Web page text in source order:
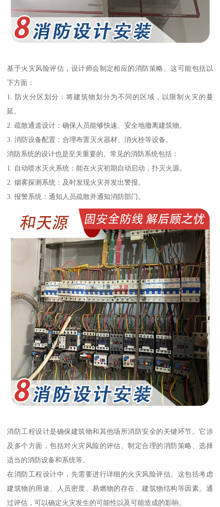
基于火灾风险评估，设计师会制定相应的消防策略。这可能包括以
下方面：
1. 防火分区划分：将建筑物划分为不同的区域，以限制火灾的蔓
延。
2. 疏散通道设计：确保人员能够快速、安全地撤离建筑物。
3. 消防设备配置：合理布置灭火器材、消火栓等设备。
消防系统的设计也是至关重要的。常见的消防系统包括：
1. 自动喷水灭火系统：能在火灾初期自动启动，扑灭火源。
2. 烟雾探测系统：及时发现火灾并发出警报。
3. 报警系统：通知人员疏散并通知消防部门。
消防工程设计是确保建筑物和其他场所消防安全的关键环节。它涉
及多个方面，包括对火灾风险的评估、制定合理的消防策略、选择
适当的消防设备和系统等。
在消防工程设计中，先需要进行详细的火灾风险评估。这包括考虑
建筑物的用途、人员密度、易燃物的存在、建筑物结构等因素。通
过评估，可以确定火灾发生的可能性以及可能造成的影响。